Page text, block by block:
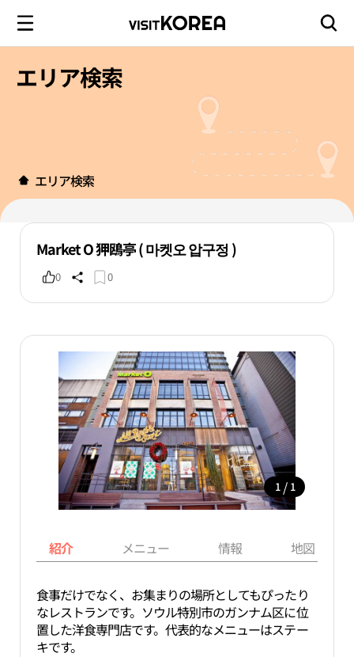
エリア検索
エリア検索
Market O 狎鴎亭 ( 마켓오 압구정 )
0 0
1 / 1
紹介 メニュー 情報 地図
食事だけでなく、お集まりの場所としてもぴったり
なレストランです。ソウル特別市のガンナム区に位
置した洋食専門店です。代表的なメニューはステー
キです。